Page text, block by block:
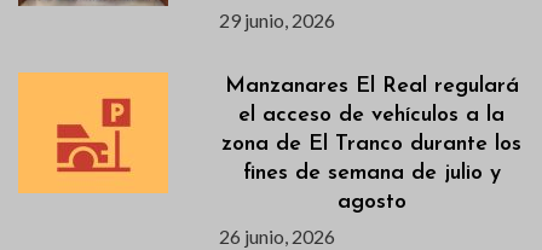
29 junio, 2026
Manzanares El Real regulará
el acceso de vehículos a la
zona de El Tranco durante los
fines de semana de julio y
agosto
26 junio, 2026